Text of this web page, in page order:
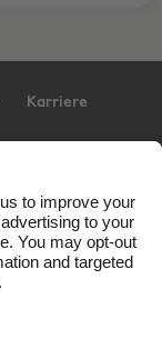
Karriere